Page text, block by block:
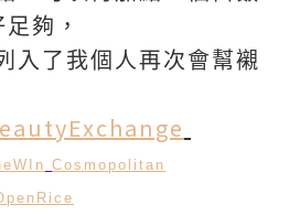
夠，
入了我個人再次會幫襯
Cosmopolitan